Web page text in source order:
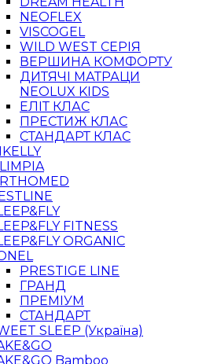
NEOFLEX
VISCOGEL
WILD WEST СЕРІЯ
ВЕРШИНА КОМФОРТУ
ДИТЯЧІ МАТРАЦИ
NEOLUX KIDS
ЕЛІТ КЛАС
ПРЕСТИЖ КЛАС
СТАНДАРТ КЛАС
FITNESS
ORGANIC
PRESTIGE LINE
ГРАНД
ПРЕМІУМ
СТАНДАРТ
SLEEP (Україна)
Bamboo